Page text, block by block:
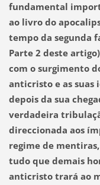
fundamental
ao livro do
tempo da segunda
Parte 2 deste
com o surgimento
anticristo e as suas
depois da sua
verdadeira
direccionada aos
regime de
tudo que demais
anticristo trará ao